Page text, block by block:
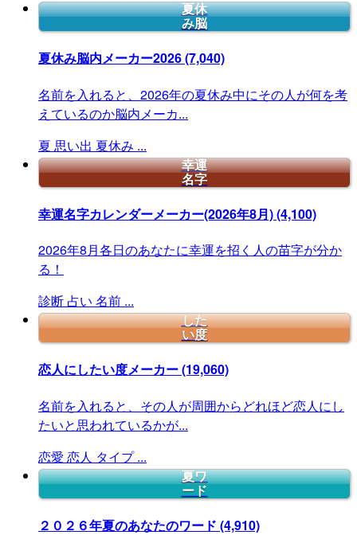
夏休
み脳
夏休み脳内メーカー2026(7,040)
名前を入れると、2026年の夏休み中にその人が何を考
えているのか脳内メーカ...
夏 思い出 夏休み ...
幸運
名字
幸運名字カレンダーメーカー(2026年8月)(4,100)
2026年8月各日のあなたに幸運を招く人の苗字が分か
る！
診断 占い 名前 ...
した
い度
恋人にしたい度メーカー(19,060)
名前を入れると、その人が周囲からどれほど恋人にし
たいと思われているかが...
恋愛 恋人 タイプ ...
夏ワ
ード
２０２６年夏のあなたのワード (4,910)